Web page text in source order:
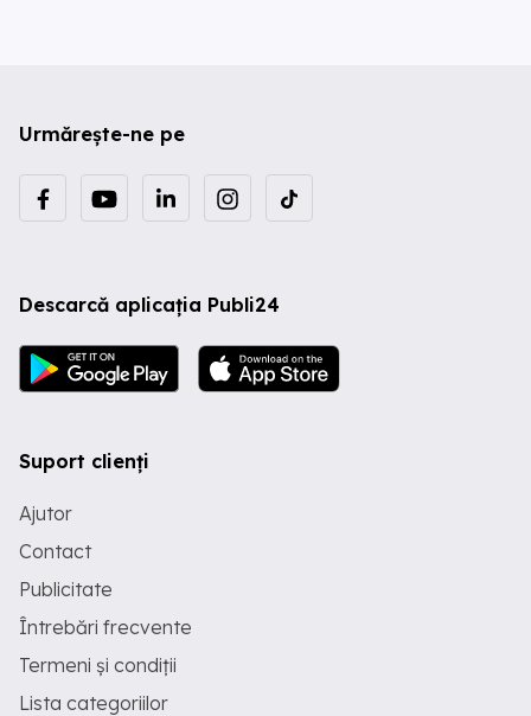
Urmărește-ne pe
Descarcă aplicația Publi24
Suport clienți
Ajutor
Contact
Publicitate
Întrebări frecvente
Termeni și condiții
Lista categoriilor